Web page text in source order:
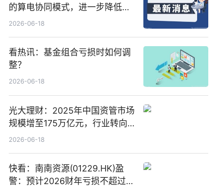
的算电协同模式，进一步降低网
络传输时延_最资讯
2026-06-18
看热讯：基金组合亏损时如何调
整？
2026-06-18
光大理财：2025年中国资管市场
规模增至175万亿元，行业转向
“量质并重”
2026-06-18
快看：南南资源(01229.HK)盈
警：预计2026财年亏损不超过